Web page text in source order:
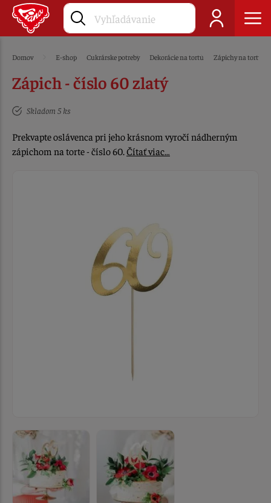
Domov E-shop Cukrárske potreby Dekorácie na tortu Zápichy na tortu
Zápich - číslo 60 zlatý
Skladom 5 ks
Prekvapte oslávenca pri jeho krásnom vyročí nádherným
zápichom na torte - číslo 60.Čítať viac…